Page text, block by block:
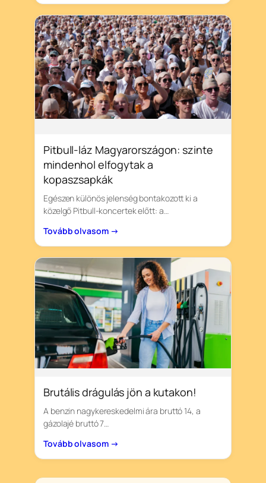
Pitbull-láz Magyarországon: szinte
mindenhol elfogytak a
kopaszsapkák
Egészen különös jelenség bontakozott ki a
közelgő Pitbull-koncertek előtt: a…
Tovább olvasom →
Brutális drágulás jön a kutakon!
A benzin nagykereskedelmi ára bruttó 14, a
gázolajé bruttó 7…
Tovább olvasom →